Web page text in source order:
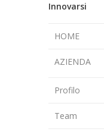
Innovarsi
HOME
AZIENDA
Profilo
Team